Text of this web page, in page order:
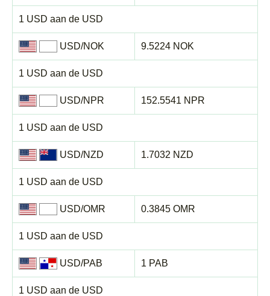
1 USD aan de USD
USD/NOK
1 USD aan de USD
9.5224 NOK
USD/NPR
1 USD aan de USD
152.5541 NPR
USD/NZD
1 USD aan de USD
1.7032 NZD
USD/OMR
1 USD aan de USD
0.3845 OMR
USD/PAB
1 USD aan de USD
1 PAB